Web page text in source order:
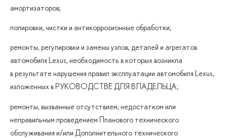
амортизаторов;
полировки, чистки и антикоррозионные обработки;
ремонты, регулировки и замены узлов, деталей и агрегатов
автомобиля Lexus, необходимость в которых возникла
в результате нарушения правил эксплуатации автомобиля Lexus,
изложенных в РУКОВОДСТВЕ ДЛЯ ВЛАДЕЛЬЦА;
ремонты, вызванные отсутствием, недостатком или
неправильным проведением Планового технического
обслуживания и/или Дополнительного технического